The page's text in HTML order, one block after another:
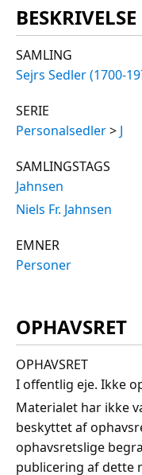
BESKRIVELSE
SAMLING
Sejrs Sedler (1700-
SERIE
Personalsedler> J
SAMLINGSTAGS
Jahnsen
Niels Fr. Jahnsen
EMNER
Personer
OPHAVSRET
OPHAVSRET
I offentlig eje. Ikke
Materialet har ikke
beskyttet af
ophavsretslige
publicering af dette